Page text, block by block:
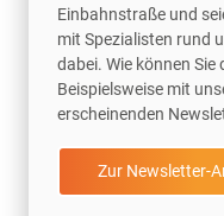
Einbahnstraße und
mit Spezialisten rund
dabei. Wie können
Beispielsweise mit
erscheinenden
Zur Newsletter-